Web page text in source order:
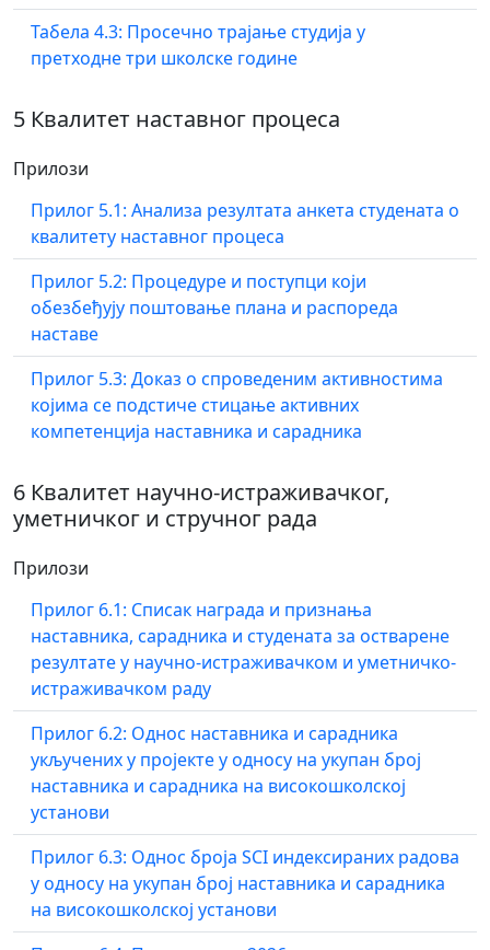
Табела 4.3: Просечно трајање студија у
претходне три школске године
5 Квалитет наставног процеса
Прилози
Прилог 5.1: Анализа резултата анкета студената о
квалитету наставног процеса
Прилог 5.2: Процедуре и поступци који
обезбеђују поштовање плана и распореда
наставе
Прилог 5.3: Доказ о спроведеним активностима
којима се подстиче стицање активних
компетенција наставника и сарадника
6 Квалитет научно-истраживачког,
уметничког и стручног рада
Прилози
Прилог 6.1: Списак награда и признања
наставника, сарадника и студената за остварене
резултате у научно-истраживачком и уметничко-
истраживачком раду
Прилог 6.2: Однос наставника и сарадника
укључених у пројекте у односу на укупан број
наставника и сарадника на високошколској
установи
Прилог 6.3: Однос броја SCI индексираних радова
у односу на укупан број наставника и сарадника
на високошколској установи